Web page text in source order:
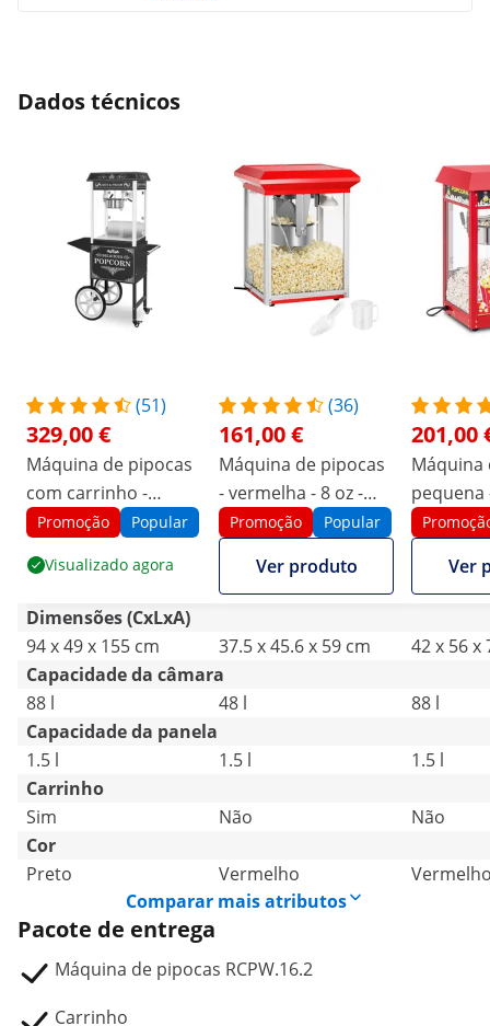
Dados técnicos
(51)
329,00 €
Máquina de pipocas
com carrinho -
design retro - preto -
Promoção Popular
Visualizado agora
(36)
161,00 €
Máquina de pipocas
- vermelha - 8 oz -
ECO
Promoção Popular
Ver produto
201,00
Máquina
pequena
1500 W,
vidroVer
Dimensões (CxLxA)
94 x 49 x 155 cm
37.5 x 45.6 x 59 cm
42 x 56 x
Capacidade da câmara
88 l
48 l
88 l
Capacidade da panela
1.5 l
1.5 l
1.5 l
Carrinho
Sim
Não
Não
Cor
Preto
Vermelho
Comparar mais atributos
Pacote de entrega
Máquina de pipocas RCPW.16.2
Carrinho